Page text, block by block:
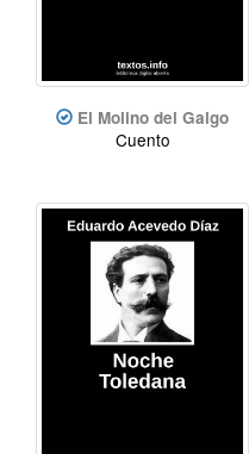
El Molino del Galgo
Cuento